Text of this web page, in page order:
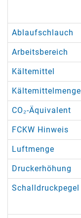
Ablaufschlauch
Arbeitsbereich
Kältemittel
Kältemittelmenge
CO₂-Äquivalent
FCKW Hinweis
Luftmenge
Druckerhöhung
Schalldruckpegel